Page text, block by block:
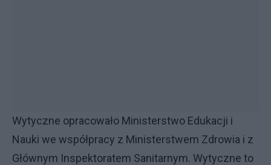
Wytyczne opracowało Ministerstwo Edukacji i
Nauki we współpracy z Ministerstwem Zdrowia i z
Głównym Inspektoratem Sanitarnym. Wytyczne to